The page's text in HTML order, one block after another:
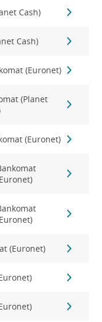
Cash)
Cash)
(Euronet)
(Planet
(Euronet)
(Euronet)